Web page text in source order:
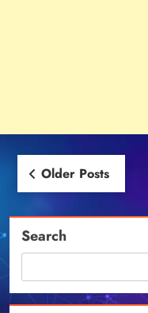
Posts
navigation
Older Posts
Search